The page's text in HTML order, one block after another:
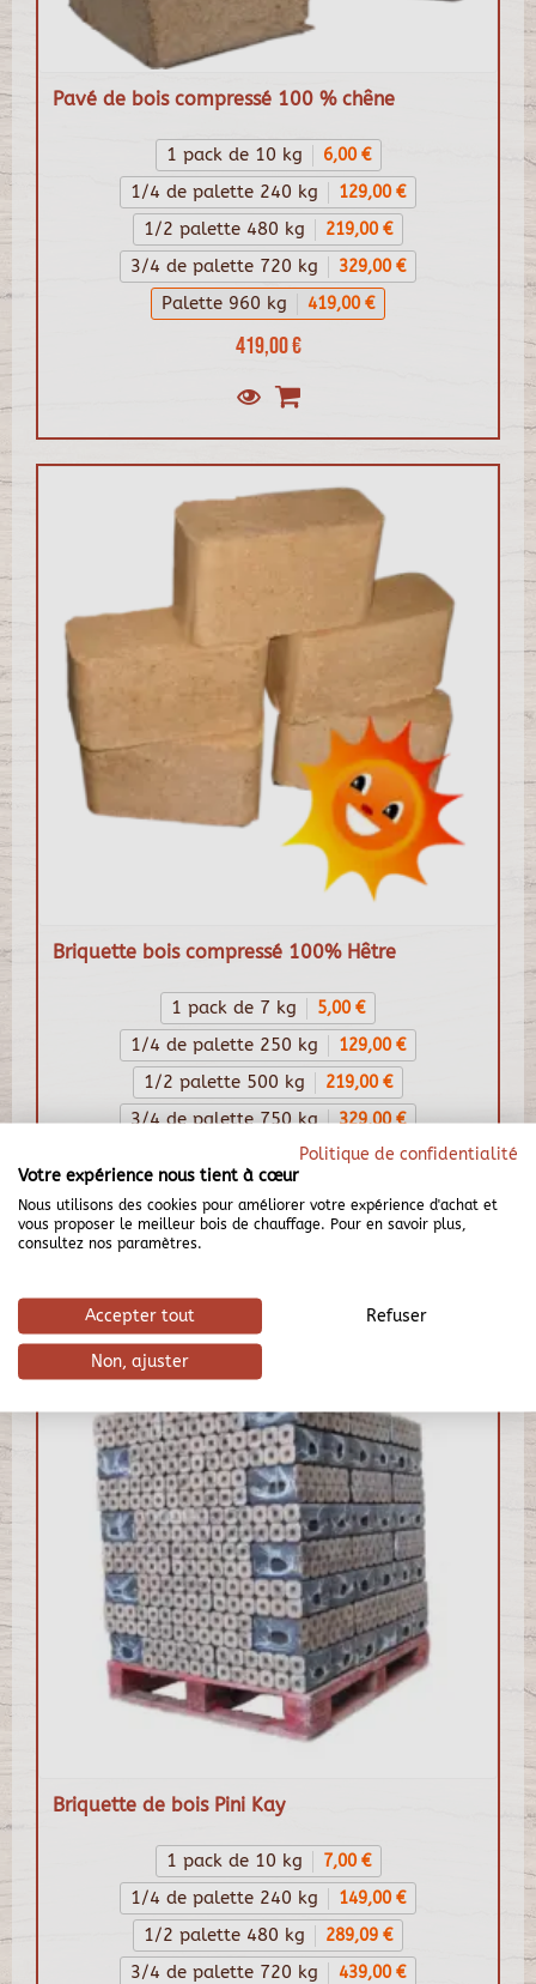
Pavé de bois compressé 100 % chêne
419,00 €
1 pack de 10 kg 6,00 €
1/4 de palette 240 kg 129,00 €
1/2 palette 480 kg 219,00 €
3/4 de palette 720 kg 329,00 €
Palette 960 kg 419,00 €
Briquette bois compressé 100% Hêtre
419,00 €
1 pack de 7 kg 5,00 €
1/4 de palette 250 kg 129,00 €
1/2 palette 500 kg 219,00 €
3/4 de palette 750 kg 329,00 €
419,00 €
Briquette de bois Pini Kay
1 pack de 10 kg 7,00 €
1/4 de palette 240 kg 149,00 €
1/2 palette 480 kg 289,09 €
3/4 de palette 720 kg 439,00 €
Politique de confidentialité
Votre expérience nous tient à cœur
Nous utilisons des cookies pour améliorer votre expérience d'achat et
vous proposer le meilleur bois de chauffage. Pour en savoir plus,
consultez nos paramètres.
Accepter tout Refuser
Non, ajuster